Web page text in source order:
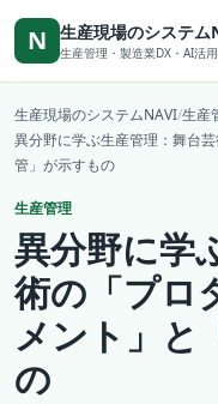
本文へ移動
N 生産現場のシステム
生産管理・製造業DX・AI活
生産現場のシステムNAVI/生産
異分野に学ぶ生産管理：舞台
管」が示すもの
生産管理
異分野に学
術の「プロ
メント」と
の